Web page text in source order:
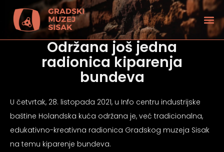
Održana još jedna
radionica kiparenja
bundeva
U četvrtak, 28. listopada 2021, u Info centru industrijske
baštine Holandska kuća održana je, već tradicionalna,
edukativno-kreativna radionica Gradskog muzeja Sisak
na temu kiparenje bundeva.